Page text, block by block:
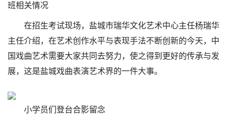
班相关情况
在招生考试现场，盐城市瑞华文化艺术中心主任杨瑞华
主任介绍，在艺术创作水平与表现手法不断创新的今天，中
国戏曲艺术需要大家共同去努力，使之得到更好的传承与发
展，这是盐城戏曲表演艺术界的一件大事。
小学员们登台合影留念